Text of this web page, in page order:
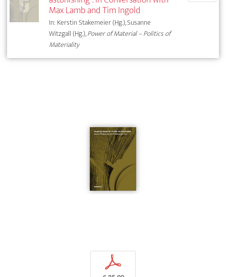
Max Lamb and Tim Ingold
In: Kerstin Stakemeier (Hg.), Susanne
Witzgall (Hg.),Power of Material – Politics of
Materiality
p